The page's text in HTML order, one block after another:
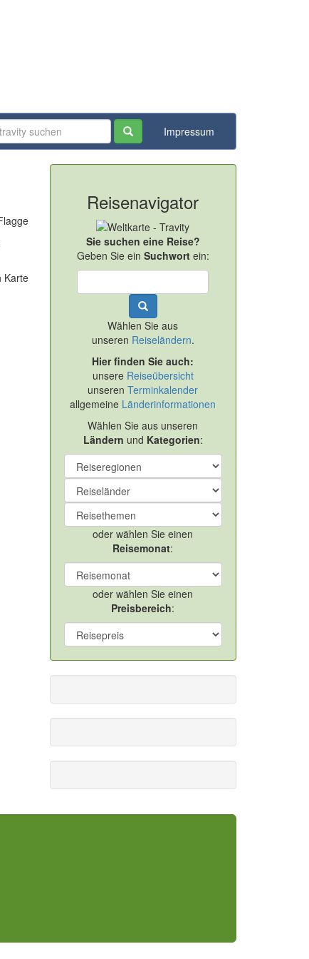
Impressum
Reisenavigator
Sie suchen eine Reise?
Geben Sie ein Suchwortein:
Wählen Sie aus
unseren Reiseländern.
Hier finden Sie auch:
unsere Reiseübersicht
unserenTerminkalender
allgemeine Länderinformationen
Wählen Sie aus unseren
Ländern und Kategorien:
oder wählen Sie einen
Reisemonat:
oder wählen Sie einen
Preisbereich: